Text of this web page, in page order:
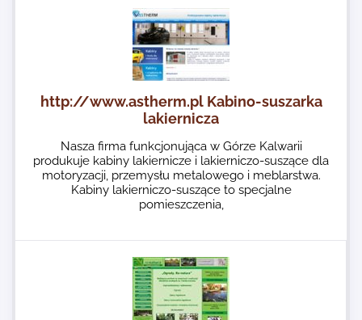
http://www.astherm.pl Kabino-suszarka
lakiernicza
Nasza firma funkcjonująca w Górze Kalwarii
produkuje kabiny lakiernicze i lakierniczo-suszące dla
motoryzacji, przemysłu metalowego i meblarstwa.
Kabiny lakierniczo-suszące to specjalne
pomieszczenia,